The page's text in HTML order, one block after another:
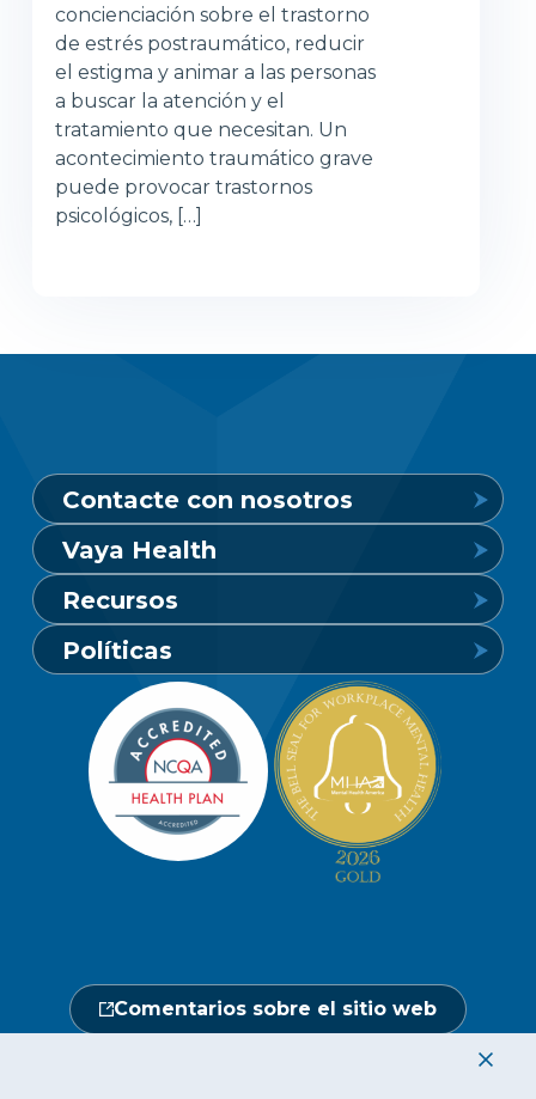
concienciación sobre el trastorno
de estrés postraumático, reducir
el estigma y animar a las personas
a buscar la atención y el
tratamiento que necesitan. Un
acontecimiento traumático grave
puede provocar trastornos
psicológicos, […]
Contacte con nosotros
Línea de crisis de salud mental
24 horas al día, 7 días a la semana
1-800-849-6127
Línea de atención a socios y
beneficiarios
Abierto de lunes a sábado, de 7.00 a
18.00 h.
24 horas al día, 7 días a la semana
Vaya Health
Conozca Vaya
Carreras profesionales
Redacción
Ubicaciones
Calendario de actos
Recursos
Buscar un proveedor
Portal de miembros
Hágase un chequeo médico
Central de proveedores
Políticas
Política de privacidad de los miembros
Política de privacidad del sitio web
No discriminación
Comentarios sobre el sitio web
|